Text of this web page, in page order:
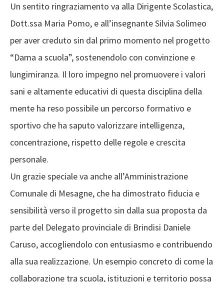
Un sentito ringraziamento va alla Dirigente Scolastica,
Dott.ssa Maria Pomo, e all’insegnante Silvia Solimeo
per aver creduto sin dal primo momento nel progetto
“Dama a scuola”, sostenendolo con convinzione e
lungimiranza. Il loro impegno nel promuovere i valori
sani e altamente educativi di questa disciplina della
mente ha reso possibile un percorso formativo e
sportivo che ha saputo valorizzare intelligenza,
concentrazione, rispetto delle regole e crescita
personale.
Un grazie speciale va anche all’Amministrazione
Comunale di Mesagne, che ha dimostrato fiducia e
sensibilità verso il progetto sin dalla sua proposta da
parte del Delegato provinciale di Brindisi Daniele
Caruso, accogliendolo con entusiasmo e contribuendo
alla sua realizzazione. Un esempio concreto di come la
collaborazione tra scuola, istituzioni e territorio possa